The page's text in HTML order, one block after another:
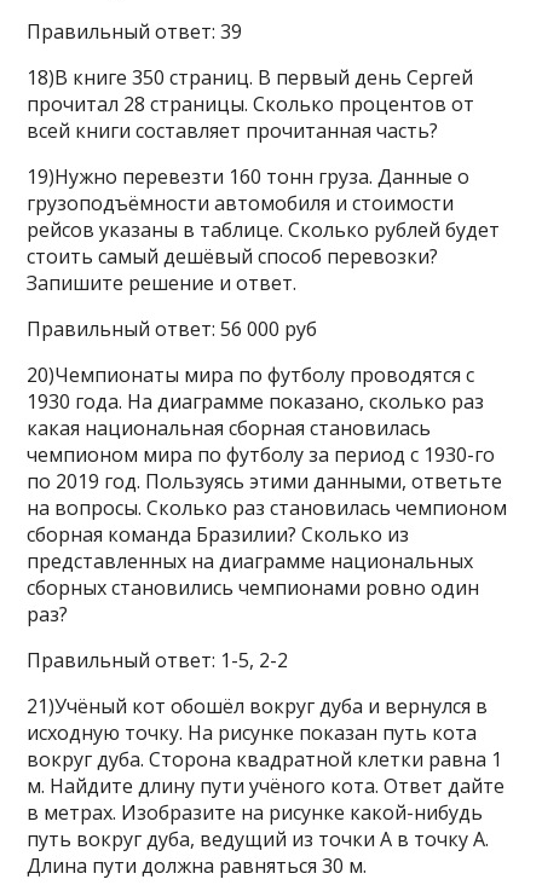
Правильный ответ: 39
18)В книге 350 страниц. В первый день Сергей
прочитал 28 страницы. Сколько процентов от
всей книги составляет прочитанная часть?
19)Нужно перевезти 160 тонн груза. Данные о
грузоподъёмности автомобиля и стоимости
рейсов указаны в таблице. Сколько рублей будет
стоить самый дешёвый способ перевозки?
Запишите решение и ответ.
Правильный ответ: 56 000 руб
20)Чемпионаты мира по футболу проводятся с
1930 года. На диаграмме показано, сколько раз
какая национальная сборная становилась
чемпионом мира по футболу за период с 1930-го
по 2019 год. Пользуясь этими данными, ответьте
на вопросы. Сколько раз становилась чемпионом
сборная команда Бразилии? Сколько из
представленных на диаграмме национальных
сборных становились чемпионами ровно один
раз?
Правильный ответ: 1-5, 2-2
21)Учёный кот обошёл вокруг дуба и вернулся в
исходную точку. На рисунке показан путь кота
вокруг дуба. Сторона квадратной клетки равна 1
м. Найдите длину пути учёного кота. Ответ дайте
в метрах. Изобразите на рисунке какой-нибудь
путь вокруг дуба, ведущий из точки А в точку А.
Длина пути должна равняться 30 м.